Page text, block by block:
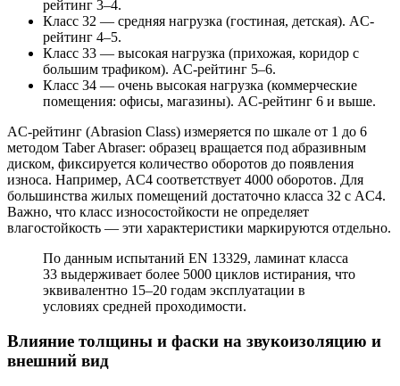
рейтинг 3–4.
Класс 32 — средняя нагрузка (гостиная, детская). AC-
рейтинг 4–5.
Класс 33 — высокая нагрузка (прихожая, коридор с
большим трафиком). AC-рейтинг 5–6.
Класс 34 — очень высокая нагрузка (коммерческие
помещения: офисы, магазины). AC-рейтинг 6 и выше.
AC-рейтинг (Abrasion Class) измеряется по шкале от 1 до 6
методом Taber Abraser: образец вращается под абразивным
диском, фиксируется количество оборотов до появления
износа. Например, AC4 соответствует 4000 оборотов. Для
большинства жилых помещений достаточно класса 32 с AC4.
Важно, что класс износостойкости не определяет
влагостойкость — эти характеристики маркируются отдельно.
По данным испытаний EN 13329, ламинат класса
33 выдерживает более 5000 циклов истирания, что
эквивалентно 15–20 годам эксплуатации в
условиях средней проходимости.
Влияние толщины и фаски на звукоизоляцию и
внешний вид